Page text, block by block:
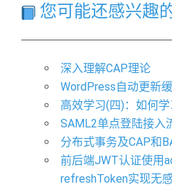
您可能还感兴趣
深入理解CAP理论
WordPress自动更新
高效学习(四)：如何
SAML2单点登陆接入
分布式事务及CAP和
前后端JWT认证使用
refreshToken实现无